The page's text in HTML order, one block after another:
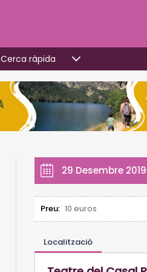
Cerca ràpida
29 Desembre 2019
Preu: 10 euros
Localització